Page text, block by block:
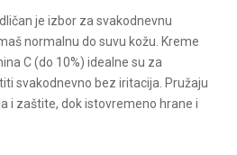
je izbor za svakodnevnu
normalnu do suvu kožu. Kreme
C (do 10%) idealne su za
svakodnevno bez iritacija. Pružaju
i zaštite, dok istovremeno hrane i